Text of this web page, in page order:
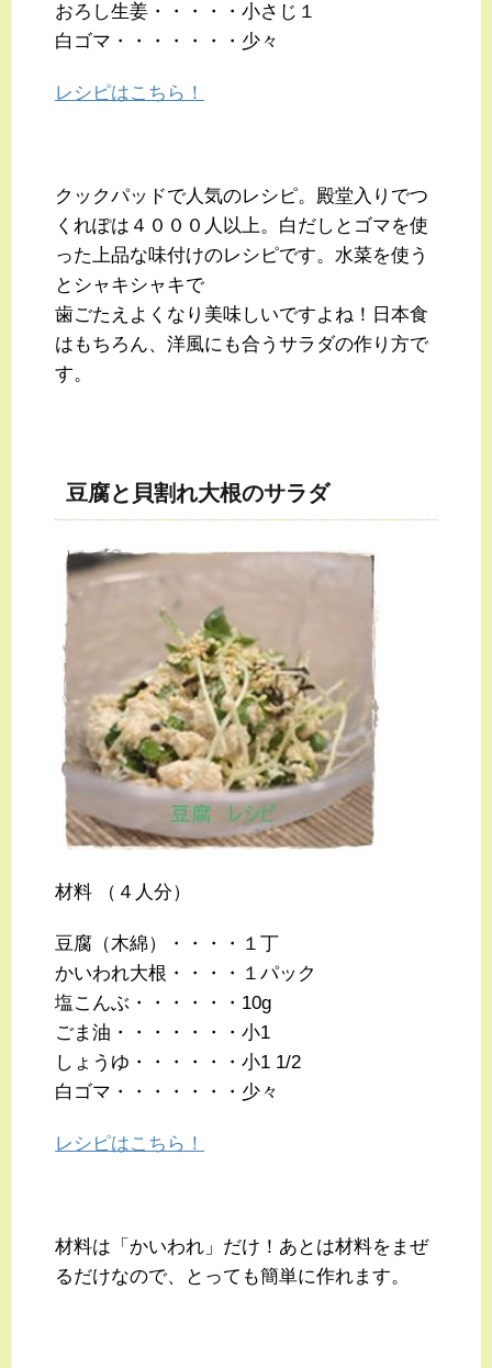
おろし生姜・・・・・小さじ１
白ゴマ・・・・・・・少々
レシピはこちら！
クックパッドで人気のレシピ。殿堂入りでつ
くれぽは４０００人以上。白だしとゴマを使
った上品な味付けのレシピです。水菜を使う
とシャキシャキで
歯ごたえよくなり美味しいですよね！日本食
はもちろん、洋風にも合うサラダの作り方で
す。
豆腐と貝割れ大根のサラダ
材料 （４人分）
豆腐（木綿）・・・・１丁
かいわれ大根・・・・１パック
塩こんぶ・・・・・・10g
ごま油・・・・・・・小1
しょうゆ・・・・・・小1 1/2
白ゴマ・・・・・・・少々
レシピはこちら！
材料は「かいわれ」だけ！あとは材料をまぜ
るだけなので、とっても簡単に作れます。